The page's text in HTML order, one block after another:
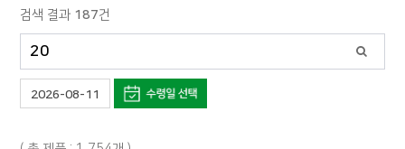
검색 결과 187건
2026-08-11